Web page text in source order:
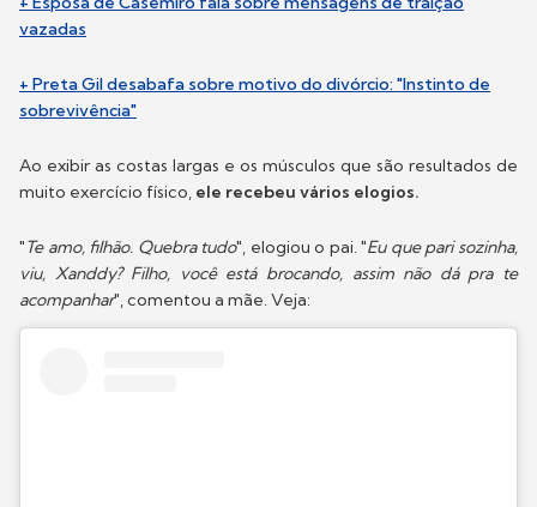
vazadas
+ Preta Gil desabafa sobre motivo do divórcio: "Instinto de
sobrevivência"
Ao exibir as costas largas e os músculos que são resultados de
muito exercício físico, ele recebeu vários elogios.
"Te amo, filhão. Quebra tudo", elogiou o pai. "Eu que pari sozinha,
viu, Xanddy? Filho, você está brocando, assim não dá pra te
acompanhar", comentou a mãe. Veja: